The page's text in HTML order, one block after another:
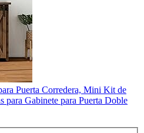
Puerta Corredera, Mini Kit de
para Gabinete para Puerta Doble